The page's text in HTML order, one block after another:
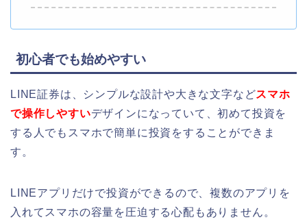
初心者でも始めやすい
LINE証券は、 シンプルな設計や大きな文字などスマホ
で操作しやすいデザインになっていて、初めて投資を
する人でもスマホで簡単に投資をすることができま
す。
LINEアプリだけで投資ができるので、複数のアプリを
入れてスマホの容量を圧迫する心配もありません。